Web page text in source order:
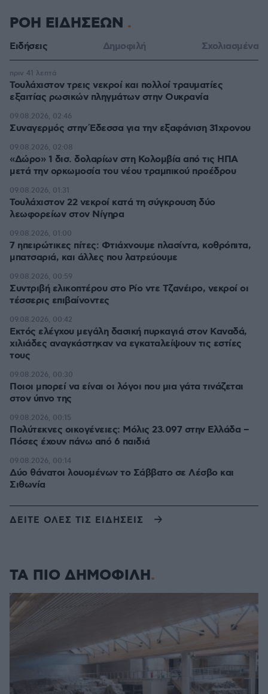
ΡΟΗ ΕΙΔΗΣΕΩΝ
Ειδήσεις Δημοφιλή Σχολιασμένα
Τουλάχιστον τρεις νεκροί και πολλοί τραυματίες
εξαιτίας ρωσικών πληγμάτων στην Ουκρανία
πριν 41 λεπτά
Συναγερμός στην Έδεσσα για την εξαφάνιση 31χρονου
09.08.2026, 02:46
«Δώρο» 1 δισ. δολαρίων στη Κολομβία από τις ΗΠΑ
μετά την ορκωμοσία του νέου τραμπικού προέδρου
09.08.2026, 02:08
Τουλάχιστον 22 νεκροί κατά τη σύγκρουση δύο
λεωφορείων στον Νίγηρα
09.08.2026, 01:31
7 ηπειρώτικες πίτες: Φτιάχνουμε πλασίντα, κοθρόπιτα,
μπατσαριά, και άλλες που λατρεύουμε
09.08.2026, 01:00
Συντριβή ελικοπτέρου στο Ρίο ντε Τζανέιρο, νεκροί οι
τέσσερις επιβαίνοντες
09.08.2026, 00:59
Εκτός ελέγχου μεγάλη δασική πυρκαγιά στον Καναδά,
χιλιάδες αναγκάστηκαν να εγκαταλείψουν τις εστίες
τους
09.08.2026, 00:42
Ποιοι μπορεί να είναι οι λόγοι που μια γάτα τινάζεται
στον ύπνο της
09.08.2026, 00:30
Πολύτεκνες οικογένειες: Μόλις 23.097 στην Ελλάδα –
Πόσες έχουν πάνω από 6 παιδιά
09.08.2026, 00:15
Δύο θάνατοι λουομένων το Σάββατο σε Λέσβο και
Σιθωνία
09.08.2026, 00:14
ΔΕΙΤΕ ΟΛΕΣ ΤΙΣ ΕΙΔΗΣΕΙΣ
ΤΑ ΠΙΟ ΔΗΜΟΦΙΛΗ